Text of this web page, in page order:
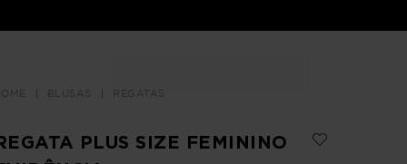
BLUSAS REGATAS
PLUS SIZE FEMININO